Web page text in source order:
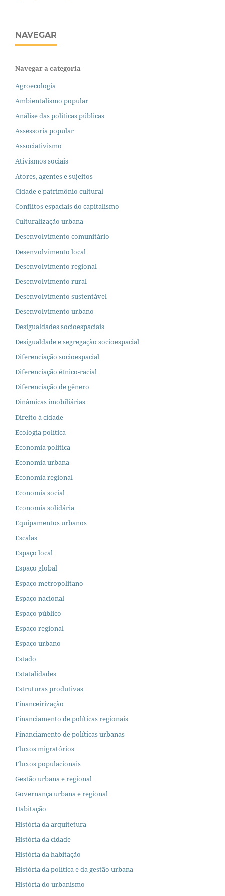
NAVEGAR
Navegar a categoria
Agroecologia
Ambientalismo popular
Análise das políticas públicas
Assessoria popular
Associativismo
Ativismos sociais
Atores, agentes e sujeitos
Cidade e patrimônio cultural
Conflitos espaciais do capitalismo
Culturalização urbana
Desenvolvimento comunitário
Desenvolvimento local
Desenvolvimento regional
Desenvolvimento rural
Desenvolvimento sustentável
Desenvolvimento urbano
Desigualdades socioespaciais
Desigualdade e segregação socioespacial
Diferenciação socioespacial
Diferenciação étnico-racial
Diferenciação de gênero
Dinâmicas imobiliárias
Direito à cidade
Ecologia política
Economia política
Economia urbana
Economia regional
Economia social
Economia solidária
Equipamentos urbanos
Escalas
Espaço local
Espaço global
Espaço metropolitano
Espaço nacional
Espaço público
Espaço regional
Espaço urbano
Estado
Estatalidades
Estruturas produtivas
Financeirização
Financiamento de políticas regionais
Financiamento de políticas urbanas
Fluxos migratórios
Fluxos populacionais
Gestão urbana e regional
Governança urbana e regional
Habitação
História da arquitetura
História da cidade
História da habitação
História da política e da gestão urbana
História do urbanismo